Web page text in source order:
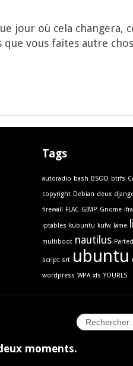
jour où cela
que vous faites autre
Tags
autoradio bash BSOD btrfs
copyright Debian deux
firewall
FLAC GIMP Gnome
iptables kubuntu kufw lame
multiboot nautilus
script srt ubuntu
wordpress WPA xfs YOURLS
moments.